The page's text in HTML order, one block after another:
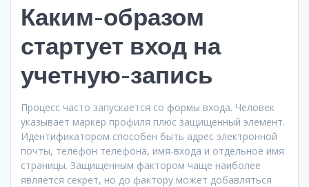
Каким-образом
стартует вход на
учетную-запись
Процесс часто запускается со формы входа. Человек
указывает маркер профиля плюс защищенный элемент.
Идентификатором способен быть адрес электронной
почты, телефон телефона, имя-входа и отдельное имя
страницы. Защищенным фактором чаще наиболее
является секрет, но до фактору может добавляться